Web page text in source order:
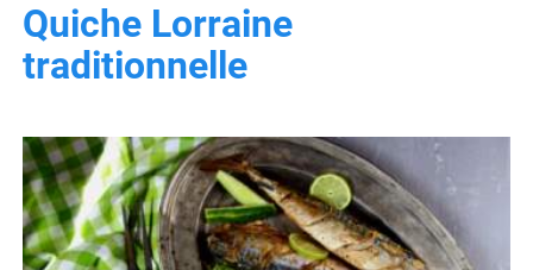
Quiche Lorraine
traditionnelle